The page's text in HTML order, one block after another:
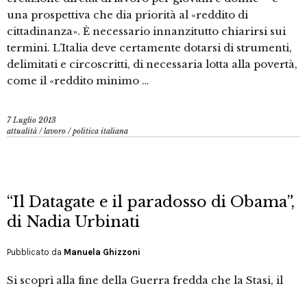
una prospettiva che dia priorità al «reddito di
cittadinanza». È necessario innanzitutto chiarirsi sui
termini. L’Italia deve certamente dotarsi di strumenti,
delimitati e circoscritti, di necessaria lotta alla povertà,
come il «reddito minimo …
7 Luglio 2013
attualità /lavoro /politica italiana
“Il Datagate e il paradosso di Obama”,
di Nadia Urbinati
Pubblicato da Manuela Ghizzoni
Si scoprì alla fine della Guerra fredda che la Stasi, il